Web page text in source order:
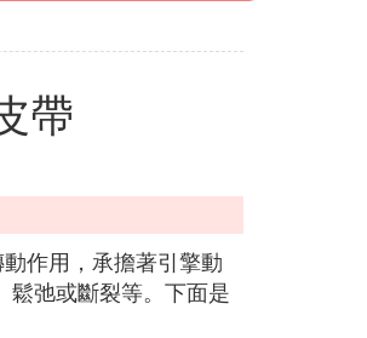
帶
作用，承擔著引擎動
鬆弛或斷裂等。下面是